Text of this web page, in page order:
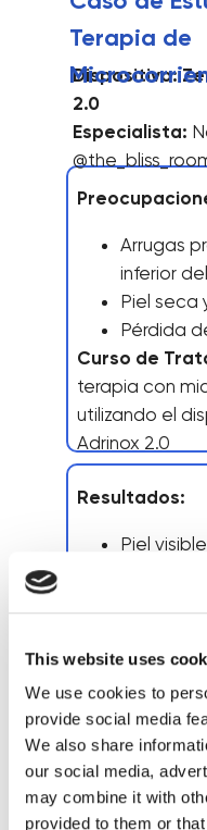
This website uses
We use cookies to
provide social media
We also share
our social media,
may combine it with
provided to them or
Resultados:
Piel
Mejora
de la piel
Arrugas
inferior
Piel seca
Pérdida
Curso de
terapia con
utilizando el
Adrinox 2.0
Dispositivo:
2.0
Especialista:
Terapia de
Las fotos
muestran
sesión,
del